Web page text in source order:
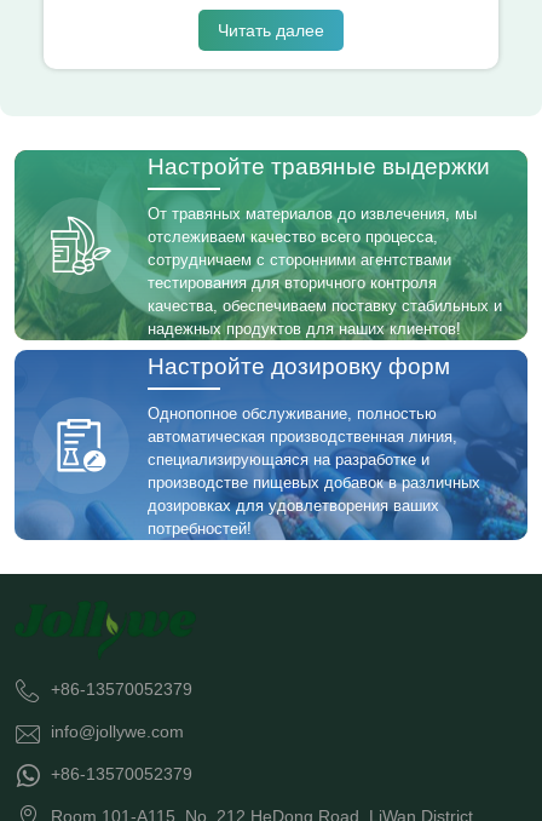
Читать далее
Настройте травяные выдержки
От травяных материалов до извлечения, мы
отслеживаем качество всего процесса,
сотрудничаем с сторонними агентствами
тестирования для вторичного контроля
качества, обеспечиваем поставку стабильных и
надежных продуктов для наших клиентов!
Настройте дозировку форм
Однопопное обслуживание, полностью
автоматическая производственная линия,
специализирующаяся на разработке и
производстве пищевых добавок в различных
дозировках для удовлетворения ваших
потребностей!
+86-13570052379
info@jollywe.com
+86-13570052379
Room 101-A115, No. 212 HeDong Road, LiWan District,